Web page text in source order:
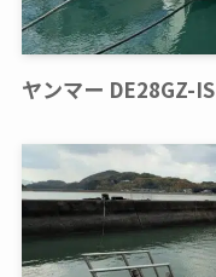
ヤンマー DE28GZ-IS